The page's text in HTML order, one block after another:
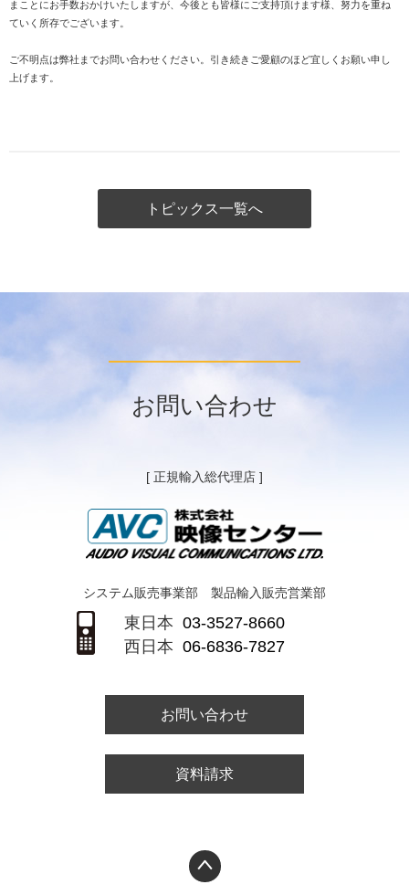
まことにお手数おかけいたしますが、今後とも皆様にご支持頂けます様、努力を重ね
ていく所存でございます。
ご不明点は弊社までお問い合わせください。引き続きご愛顧のほど宜しくお願い申し
上げます。
トピックス一覧へ
お問い合わせ
[ 正規輸入総代理店 ]
システム販売事業部 製品輸入販売営業部
東日本 03-3527-8660
西日本 06-6836-7827
お問い合わせ
資料請求